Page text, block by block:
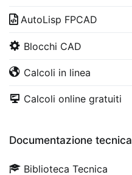
AutoLisp FPCAD
Blocchi CAD
Calcoli in linea
Calcoli online gratuiti
Documentazione tecnica
Biblioteca Tecnica